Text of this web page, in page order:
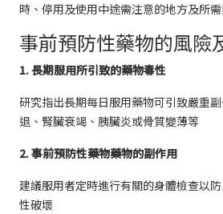
時、停用及使用中途需注意的地方及所需
事前預防性藥物的風險
1. 長期服用所引致的藥物毒性
研究指出長期每日服用藥物可引致嚴重
退、腎臟衰竭、胰臟炎或骨質變薄等
2. 事前預防性藥物藥物的副作用
建議服用者定時進行有關的身體檢查以
性破壞